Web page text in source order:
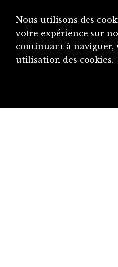
Nous utilisons des
votre expérience sur
continuant à naviguer,
utilisation des cookies.